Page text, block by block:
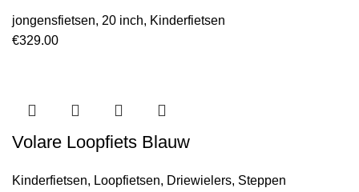
jongensfietsen, 20 inch, Kinderfietsen
€329.00
Volare Loopfiets Blauw
Kinderfietsen, Loopfietsen, Driewielers, Steppen